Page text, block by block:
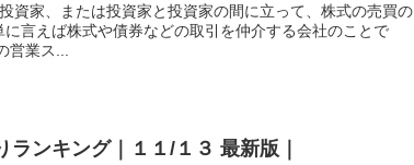
資家、または投資家と投資家の間に立って、株式の売買の
言えば株式や債券などの取引を仲介する会社のことで
業ス...
ランキング｜１１/１３ 最新版｜